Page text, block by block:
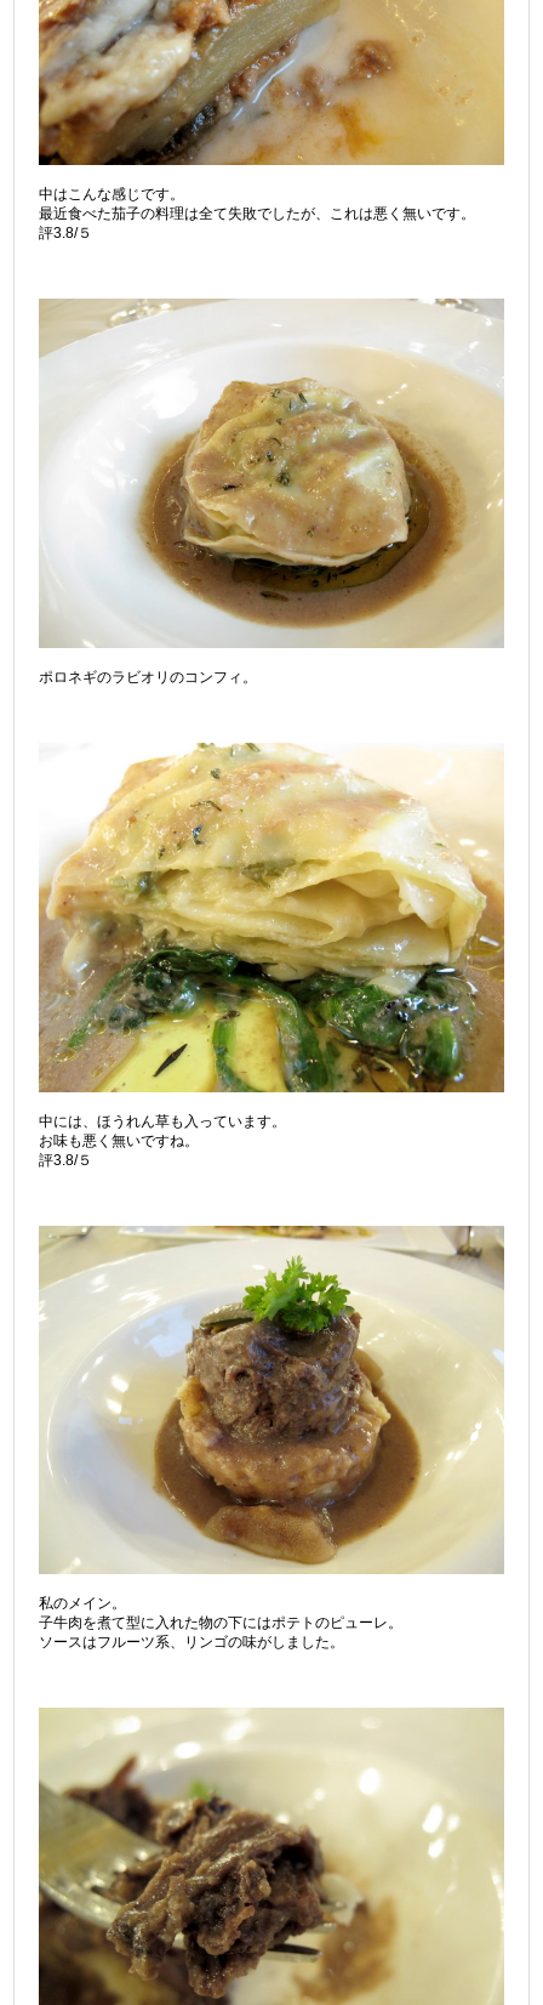
中はこんな感じです。
最近食べた茄子の料理は全て失敗でしたが、これは悪く無いです。
評3.8/５
ポロネギのラビオリのコンフィ。
中には、ほうれん草も入っています。
お味も悪く無いですね。
評3.8/５
私のメイン。
子牛肉を煮て型に入れた物の下にはポテトのピューレ。
ソースはフルーツ系、リンゴの味がしました。